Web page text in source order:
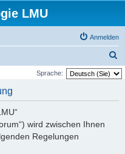
LMU
Anmelden
u
Sprache:
wird zwischen Ihnen
Regelungen